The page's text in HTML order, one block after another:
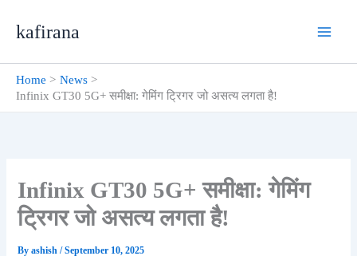
kafirana
Home
News
Infinix GT30 5G+ समीक्षा: गेमिंग ट्रिगर जो असत्य लगता है!
Infinix GT30 5G+ समीक्षा: गेमिंग
ट्रिगर जो असत्य लगता है!
Byashish/September 10, 2025